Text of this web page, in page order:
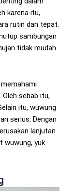
karena itu,
rutin dan tepat.
sambungan
tidak mudah
Oleh sebab itu,
itu, wuwung
serius. Dengan
lanjutan.
wuwung, yuk